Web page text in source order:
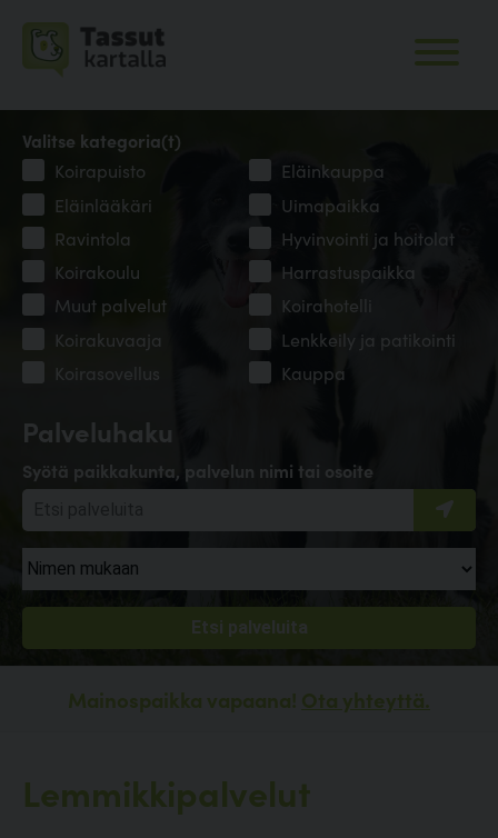
Palveluhaku
Syötä paikkakunta, palvelun nimi tai osoite
Valitse kategoria(t)
Koirapuisto
Eläinkauppa
Eläinlääkäri
Uimapaikka
Ravintola
Hyvinvointi ja hoitolat
Koirakoulu
Harrastuspaikka
Muut palvelut
Koirahotelli
Koirakuvaaja
Lenkkeily ja patikointi
Koirasovellus
Kauppa
Mainospaikka vapaana! Ota yhteyttä.
Lemmikkipalvelut